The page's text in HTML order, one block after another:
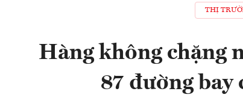
THỊ
Hàng không chặng
87 đường bay